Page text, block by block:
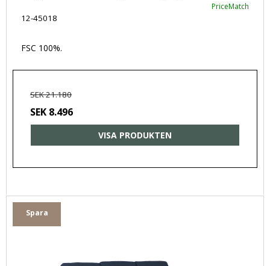
PriceMatch
12-45018
FSC 100%.
SEK 21.180
SEK 8.496
VISA PRODUKTEN
Spara